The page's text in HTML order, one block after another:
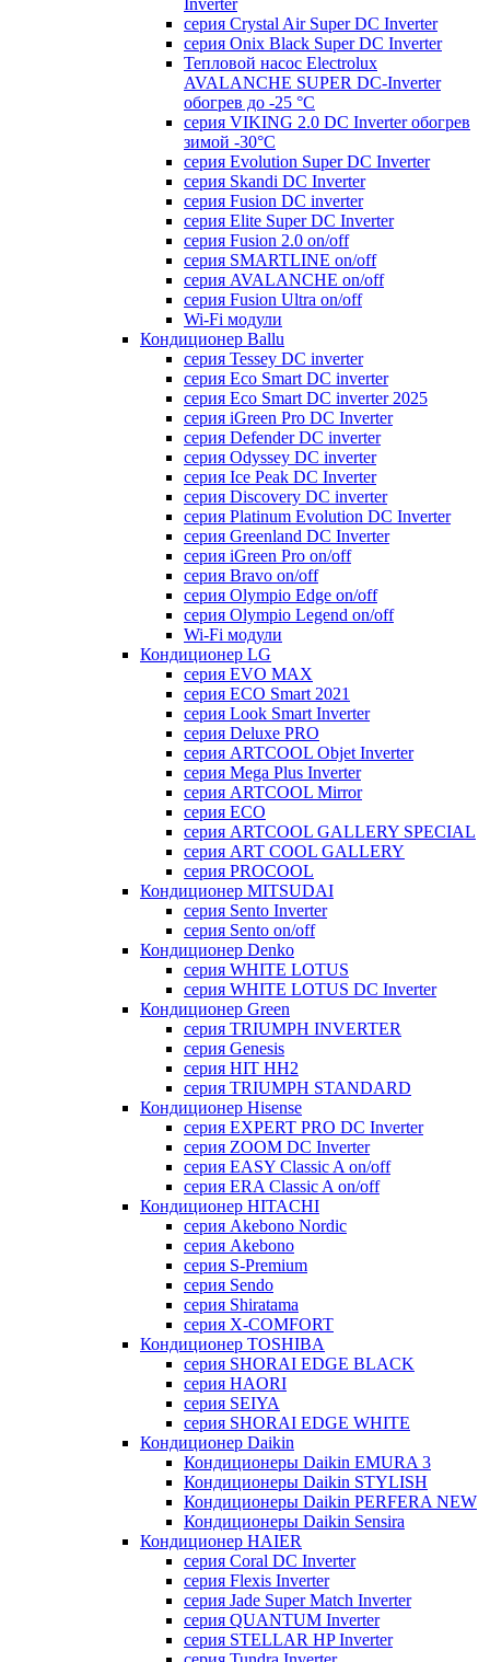
серия Crystal Air Super DC Inverter
серия Onix Black Super DC Inverter
Тепловой насос Electrolux
AVALANCHE SUPER DC-Inverter
обогрев до -25 °С
серия VIKING 2.0 DC Inverter обогрев
зимой -30°С
серия Evolution Super DC Inverter
серия Skandi DC Inverter
серия Fusion DC inverter
серия Elite Super DC Inverter
серия Fusion 2.0 on/off
серия SMARTLINE on/off
серия AVALANCHE on/off
серия Fusion Ultra on/off
Wi-Fi модули
Кондиционер Ballu
серия Tessey DC inverter
серия Eco Smart DC inverter
серия Eco Smart DC inverter 2025
серия iGreen Pro DC Inverter
серия Defender DC inverter
серия Odyssey DC inverter
серия Ice Peak DС Inverter
cерия Discovery DC inverter
серия Platinum Evolution DC Inverter
серия Greenland DC Inverter
серия iGreen Pro on/off
серия Bravo on/off
серия Olympio Edge on/off
серия Olympio Legend on/off
Wi-Fi модули
Кондиционер LG
серия EVO MAX
серия ECO Smart 2021
серия Look Smart Inverter
серия Deluxe PRO
серия ARTCOOL Objet Inverter
серия Mega Plus Inverter
серия ARTCOOL Mirror
серия ECO
серия ARTCOOL GALLERY SPECIAL
серия ART COOL GALLERY
серия PROCOOL
Кондиционер MITSUDAI
серия Sento Inverter
серия Sento on/off
Кондиционер Denko
серия WHITE LOTUS
серия WHITE LOTUS DC Inverter
Кондиционер Green
серия TRIUMPH INVERTER
серия Genesis
серия HIT HH2
серия TRIUMPH STANDARD
Кондиционер Hisense
серия EXPERT PRO DC Inverter
серия ZOOM DC Inverter
серия EASY Classic A on/off
серия ERA Classic A on/off
Кондиционер HITACHI
cерия Akebono Nordic
серия Akebono
серия S-Premium
серия Sendo
серия Shiratama
серия X-COMFORT
Кондиционер TOSHIBA
серия SHORAI EDGE BLACK
серия HAORI
серия SEIYA
серия SHORAI EDGE WHITE
Кондиционер Daikin
Кондиционеры Daikin EMURA 3
Кондиционеры Daikin STYLISH
Кондиционеры Daikin PERFERA NEW
Кондиционеры Daikin Sensira
Кондиционер HAIER
серия Coral DC Inverter
серия Flexis Inverter
серия Jade Super Match Inverter
серия QUANTUM Inverter
серия STELLAR HP Inverter